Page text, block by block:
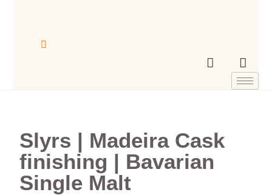
Slyrs | Madeira Cask
finishing | Bavarian
Single Malt